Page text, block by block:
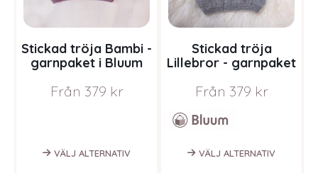
Stickad tröja Bambi -
garnpaket i Bluum
Från 379 kr
VÄLJ ALTERNATIV
Stickad tröja
Lillebror - garnpaket
Baby Wool
Från 379 kr
VÄLJ ALTERNATIV